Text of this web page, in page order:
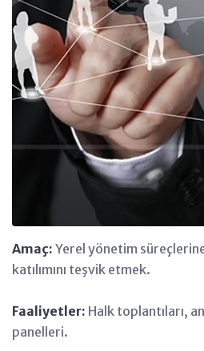
Amaç: Yerel yönetim
katılımını teşvik etmek.
Faaliyetler: Halk toplantıları,
panelleri.